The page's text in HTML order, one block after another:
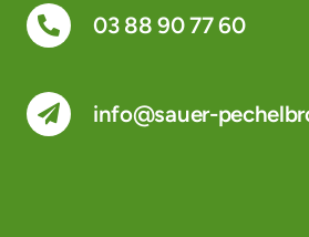
03 88 90 77 60
info@sauer-